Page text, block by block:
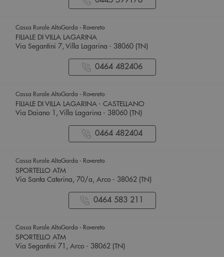
Cassa Rurale AltoGarda - Rovereto
FILIALE DI VILLA LAGARINA
Via Segantini 7, Villa Lagarina - 38060 (TN)
0464 482406
Cassa Rurale AltoGarda - Rovereto
FILIALE DI VILLA LAGARINA - CASTELLANO
Via Daiano 1, Villa Lagarina - 38060 (TN)
0464 482404
Cassa Rurale AltoGarda - Rovereto
SPORTELLO ATM
Via Santa Caterina, 70/a, Arco - 38062 (TN)
0464 583 211
Cassa Rurale AltoGarda - Rovereto
SPORTELLO ATM
Via Segantini 71, Arco - 38062 (TN)